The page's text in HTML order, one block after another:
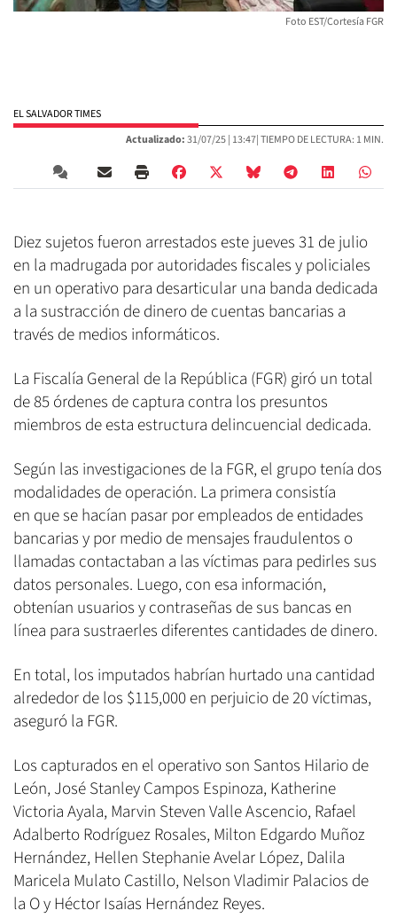
Foto EST/Cortesía FGR
EL SALVADOR TIMES
Actualizado:31/07/25 | 13:47| TIEMPO DE LECTURA: 1 MIN.
Diez sujetos fueron arrestados este jueves 31 de julio
en la madrugada por autoridades fiscales y policiales
en un operativo para desarticular una banda dedicada
a la sustracción de dinero de cuentas bancarias a
través de medios informáticos.
La Fiscalía General de la República (FGR) giró un total
de 85 órdenes de captura contra los presuntos
miembros de esta estructura delincuencial dedicada.
Según las investigaciones de la FGR, el grupo tenía dos
modalidades de operación. La primera consistía
en que se hacían pasar por empleados de entidades
bancarias y por medio de mensajes fraudulentos o
llamadas contactaban a las víctimas para pedirles sus
datos personales. Luego, con esa información,
obtenían usuarios y contraseñas de sus bancas en
línea para sustraerles diferentes cantidades de dinero.
En total, los imputados habrían hurtado una cantidad
alrededor de los $115,000 en perjuicio de 20 víctimas,
aseguró la FGR.
Los capturados en el operativo son Santos Hilario de
León, José Stanley Campos Espinoza, Katherine
Victoria Ayala, Marvin Steven Valle Ascencio, Rafael
Adalberto Rodríguez Rosales, Milton Edgardo Muñoz
Hernández, Hellen Stephanie Avelar López, Dalila
Maricela Mulato Castillo, Nelson Vladimir Palacios de
la O y Héctor Isaías Hernández Reyes.